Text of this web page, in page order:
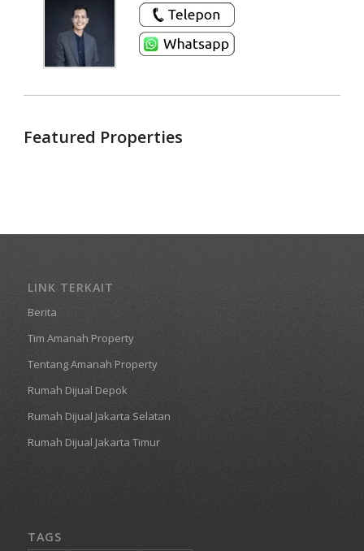
Featured Properties
LINK TERKAIT
Berita
Tim Amanah Property
Tentang Amanah Property
Rumah Dijual Depok
Rumah Dijual Jakarta Selatan
Rumah Dijual Jakarta Timur
TAGS